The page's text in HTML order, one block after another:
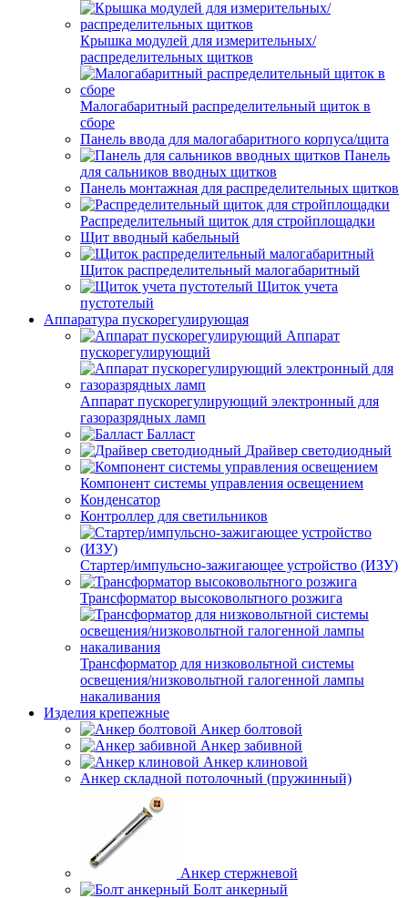
Крышка модулей для измерительных/
распределительных щитков
Малогабаритный распределительный щиток в
сборе
Панель ввода для малогабаритного корпуса/щита
Панель
для сальников вводных щитков
Панель монтажная для распределительных щитков
Распределительный щиток для стройплощадки
Щит вводный кабельный
Щиток распределительный малогабаритный
Щиток учета
пустотелый
Аппаратура пускорегулирующая
Аппарат
пускорегулирующий
Аппарат пускорегулирующий электронный для
газоразрядных ламп
Балласт
Драйвер светодиодный
Компонент системы управления освещением
Конденсатор
Контроллер для светильников
Стартер/импульсно-зажигающее устройство (ИЗУ)
Трансформатор высоковольтного розжига
Трансформатор для низковольтной системы
освещения/низковольтной галогенной лампы
накаливания
Изделия крепежные
Анкер болтовой
Анкер забивной
Анкер клиновой
Анкер складной потолочный (пружинный)
Анкер стержневой
Болт анкерный